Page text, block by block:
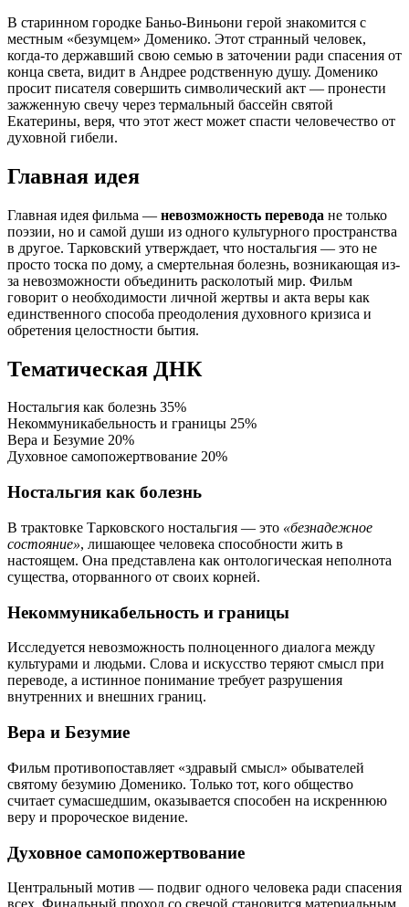
В старинном городке Баньо-Виньони герой знакомится с
местным «безумцем» Доменико. Этот странный человек,
когда-то державший свою семью в заточении ради спасения от
конца света, видит в Андрее родственную душу. Доменико
просит писателя совершить символический акт — пронести
зажженную свечу через термальный бассейн святой
Екатерины, веря, что этот жест может спасти человечество от
духовной гибели.
Главная идея
Главная идея фильма — невозможность перевода не только
поэзии, но и самой души из одного культурного пространства
в другое. Тарковский утверждает, что ностальгия — это не
просто тоска по дому, а смертельная болезнь, возникающая из-
за невозможности объединить расколотый мир. Фильм
говорит о необходимости личной жертвы и акта веры как
единственного способа преодоления духовного кризиса и
обретения целостности бытия.
Тематическая ДНК
Ностальгия как болезнь 35%
Некоммуникабельность и границы 25%
Вера и Безумие 20%
Духовное самопожертвование 20%
Ностальгия как болезнь
В трактовке Тарковского ностальгия — это «безнадежное
состояние», лишающее человека способности жить в
настоящем. Она представлена как онтологическая неполнота
существа, оторванного от своих корней.
Некоммуникабельность и границы
Исследуется невозможность полноценного диалога между
культурами и людьми. Слова и искусство теряют смысл при
переводе, а истинное понимание требует разрушения
внутренних и внешних границ.
Вера и Безумие
Фильм противопоставляет «здравый смысл» обывателей
святому безумию Доменико. Только тот, кого общество
считает сумасшедшим, оказывается способен на искреннюю
веру и пророческое видение.
Духовное самопожертвование
Центральный мотив — подвиг одного человека ради спасения